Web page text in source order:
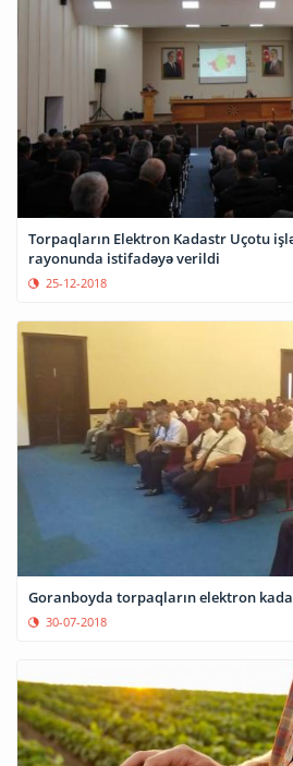
Torpaqların Elektron Kadastr Uçotu
rayonunda istifadəyə verildi
25-12-2018
Goranboyda torpaqların elektron
30-07-2018